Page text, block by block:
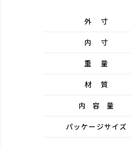
外寸
内寸
重量
材質
内容量
パッケージサイズ